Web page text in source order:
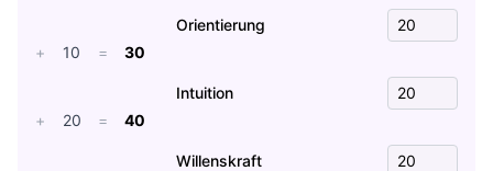
Orientierung
+
10 = 30
Intuition
+
20 = 40
Willenskraft